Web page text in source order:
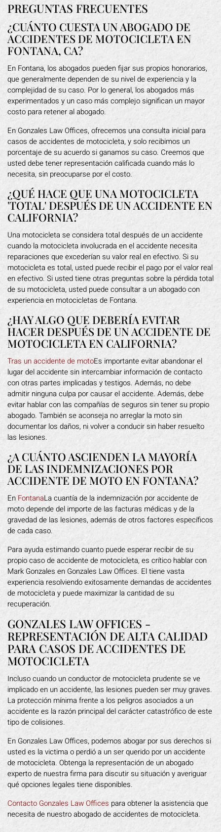
PREGUNTAS FRECUENTES
¿CUÁNTO CUESTA UN ABOGADO DE
ACCIDENTES DE MOTOCICLETA EN
FONTANA, CA?
En Fontana, los abogados pueden fijar sus propios honorarios,
que generalmente dependen de su nivel de experiencia y la
complejidad de su caso. Por lo general, los abogados más
experimentados y un caso más complejo significan un mayor
costo para retener al abogado.
En Gonzales Law Offices, ofrecemos una consulta inicial para
casos de accidentes de motocicleta, y solo recibimos un
porcentaje de su acuerdo si ganamos su caso. Creemos que
usted debe tener representación calificada cuando más lo
necesita, sin preocuparse por el costo.
¿QUÉ HACE QUE UNA MOTOCICLETA
'TOTAL' DESPUÉS DE UN ACCIDENTE EN
CALIFORNIA?
Una motocicleta se considera total después de un accidente
cuando la motocicleta involucrada en el accidente necesita
reparaciones que excederían su valor real en efectivo. Si su
motocicleta es total, usted puede recibir el pago por el valor real
en efectivo. Si usted tiene otras preguntas sobre la pérdida total
de su motocicleta, usted puede consultar a un abogado con
experiencia en motocicletas de Fontana.
¿HAY ALGO QUE DEBERÍA EVITAR
HACER DESPUÉS DE UN ACCIDENTE DE
MOTOCICLETA EN CALIFORNIA?
Tras un accidente de motoEs importante evitar abandonar el
lugar del accidente sin intercambiar información de contacto
con otras partes implicadas y testigos. Además, no debe
admitir ninguna culpa por causar el accidente. Además, debe
evitar hablar con las compañías de seguros sin tener su propio
abogado. También se aconseja no arreglar la moto sin
documentar los daños, ni volver a conducir sin haber resuelto
las lesiones.
¿A CUÁNTO ASCIENDEN LA MAYORÍA
DE LAS INDEMNIZACIONES POR
ACCIDENTE DE MOTO EN FONTANA?
En FontanaLa cuantía de la indemnización por accidente de
moto depende del importe de las facturas médicas y de la
gravedad de las lesiones, además de otros factores específicos
de cada caso.
Para ayuda estimando cuanto puede esperar recibir de su
propio caso de accidente de motocicleta, es crítico hablar con
Mark Gonzales en Gonzales Law Offices. El tiene vasta
experiencia resolviendo exitosamente demandas de accidentes
de motocicleta y puede maximizar la cantidad de su
recuperación.
GONZALES LAW OFFICES -
REPRESENTACIÓN DE ALTA CALIDAD
PARA CASOS DE ACCIDENTES DE
MOTOCICLETA
Incluso cuando un conductor de motocicleta prudente se ve
implicado en un accidente, las lesiones pueden ser muy graves.
La protección mínima frente a los peligros asociados a un
accidente es la razón principal del carácter catastrófico de este
tipo de colisiones.
En Gonzales Law Offices, podemos abogar por sus derechos si
usted es la victima o perdió a un ser querido por un accidente
de motocicleta. Obtenga la representación de un abogado
experto de nuestra firma para discutir su situación y averiguar
qué opciones legales tiene disponibles.
Contacto Gonzales Law Offices para obtener la asistencia que
necesita de nuestro abogado de accidentes de motocicleta.